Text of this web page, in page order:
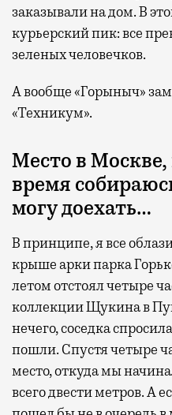
заказывали на дом. В
курьерский пик: все
зеленых человечков.
А вообще «Горыныч»
«Техникум».
Место в Москве,
время
могу доехать…
В принципе, я все
крыше арки парка
летом отстоял четыре
коллекции Щукина в
нечего, соседка
пошли. Спустя четыре
место, откуда мы
всего двести метров. А